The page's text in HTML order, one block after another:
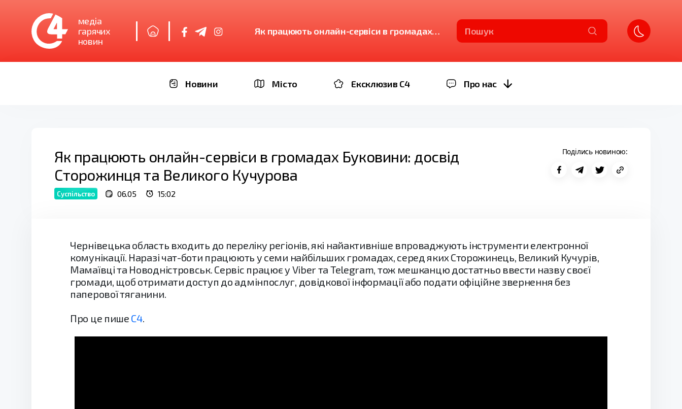
медіа
гарячих
новин
Як працюють онлайн-сервіси в громадах
Пошук
Новини Місто Ексклюзив C4 Про нас
Як працюють онлайн-сервіси в громадах Буковини: досвід
Сторожинця та Великого Кучурова
Суспільство 06.05 15:02
Поділись новиною:
Чернівецька область входить до переліку регіонів, які найактивніше впроваджують інструменти електронної
комунікації. Наразі чат-боти працюють у семи найбільших громадах, серед яких Сторожинець, Великий Кучурів,
Мамаївці та Новодністровськ. Сервіс працює у Viber та Telegram, тож мешканцю достатньо ввести назву своєї
громади, щоб отримати доступ до адмінпослуг, довідкової інформації або подати офіційне звернення без
паперової тяганини.
Про це пише С4.